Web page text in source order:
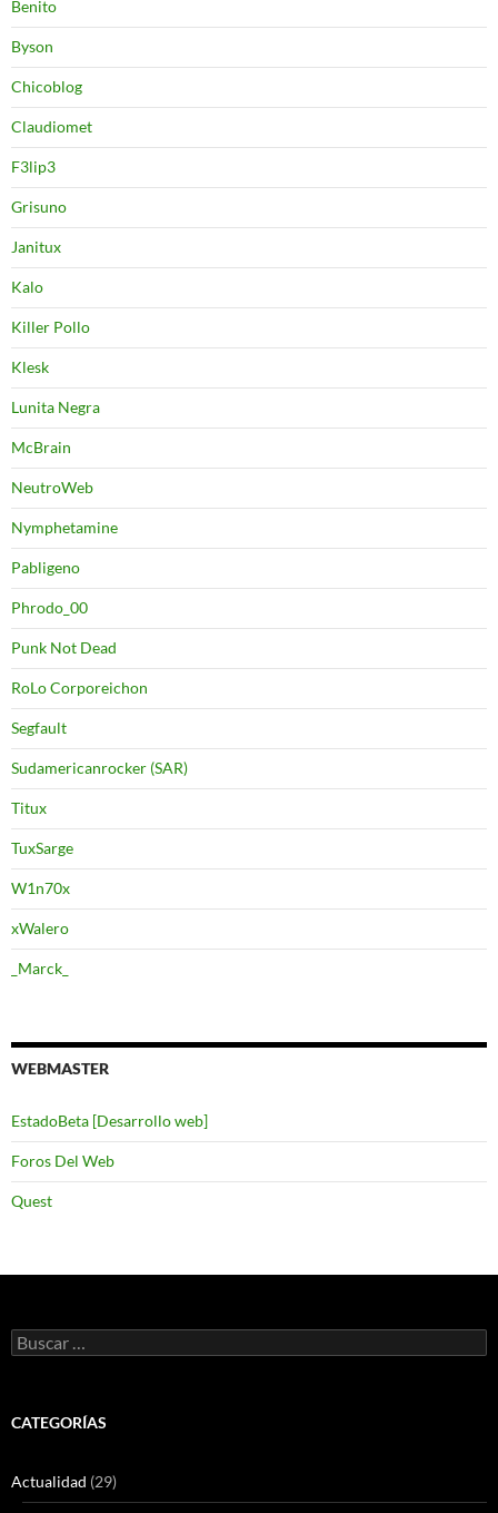
Benito
Byson
Chicoblog
Claudiomet
F3lip3
Grisuno
Janitux
Kalo
Killer Pollo
Klesk
Lunita Negra
McBrain
NeutroWeb
Nymphetamine
Pabligeno
Phrodo_00
Punk Not Dead
RoLo Corporeichon
Segfault
Sudamericanrocker (SAR)
Titux
TuxSarge
W1n70x
xWalero
_Marck_
WEBMASTER
EstadoBeta [Desarrollo web]
Foros Del Web
Quest
Buscar:
CATEGORÍAS
Actualidad (29)